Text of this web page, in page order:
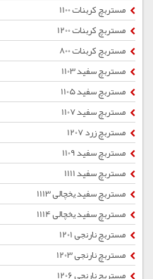
مستربچ کربنات 1100
مستربچ کربنات 1200
مستربچ کربنات 800
مستربچ سفید 1103
مستربچ سفید 1105
مستربچ سفید 1107
مستربچ زرد 1207
مستربچ سفید 1109
مستربچ سفید 1111
مستربچ سفید یخچالی 1113
مستربچ سفید یخچالی 1114
مستربچ نارنجی 1201
مستربچ نارنجی 1203